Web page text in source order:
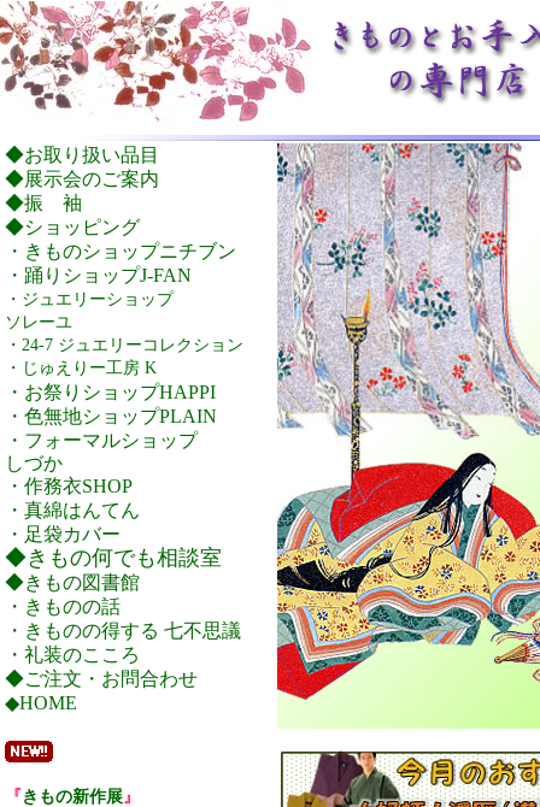
◆お取り扱い品目
◆展示会のご案内
◆振 袖
◆ショッピング
・きものショップニチブン
・踊りショップJ-FAN
・ジュエリーショップ
ソレーユ
・24-7 ジュエリーコレクション
・じゅえりー工房 K
・お祭りショップHAPPI
・色無地ショップPLAIN
・フォーマルショップ
しづか
・作務衣SHOP
・真綿はんてん
・足袋カバー
◆きもの何でも相談室
◆きもの図書館
・きものの話
・きものの得する 七不思議
・礼装のこころ
◆ご注文・お問合わせ
◆HOME
『 きもの新作展 』